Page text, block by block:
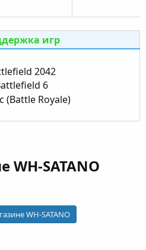
игр
2042
6
(Battle Royale)
SATANO​
WH-SATANO